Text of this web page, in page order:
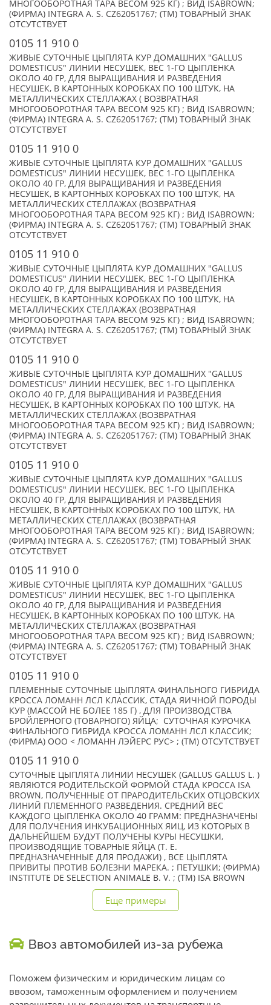
МНОГООБОРОТНАЯ ТАРА ВЕСОМ 925 КГ) ; ВИД ISABROWN;
(ФИРМА) INTEGRA A. S. CZ62051767; (TM) ТОВАРНЫЙ ЗНАК
ОТСУТСТВУЕТ
0105 11 910 0
ЖИВЫЕ СУТОЧНЫЕ ЦЫПЛЯТА КУР ДОМАШНИХ "GALLUS
DOMESTICUS" ЛИНИИ НЕСУШЕК, ВЕС 1-ГО ЦЫПЛЕНКА
ОКОЛО 40 ГР, ДЛЯ ВЫРАЩИВАНИЯ И РАЗВЕДЕНИЯ
НЕСУШЕК, В КАРТОННЫХ КОРОБКАХ ПО 100 ШТУК, НА
МЕТАЛЛИЧЕСКИХ СТЕЛЛАЖАХ ( ВОЗВРАТНАЯ
МНОГООБОРОТНАЯ ТАРА ВЕСОМ 925 КГ) ; ВИД ISABROWN;
(ФИРМА) INTEGRA A. S. CZ62051767; (TM) ТОВАРНЫЙ ЗНАК
ОТСУТСТВУЕТ
0105 11 910 0
ЖИВЫЕ СУТОЧНЫЕ ЦЫПЛЯТА КУР ДОМАШНИХ "GALLUS
DOMESTICUS" ЛИНИИ НЕСУШЕК, ВЕС 1-ГО ЦЫПЛЕНКА
ОКОЛО 40 ГР, ДЛЯ ВЫРАЩИВАНИЯ И РАЗВЕДЕНИЯ
НЕСУШЕК, В КАРТОННЫХ КОРОБКАХ ПО 100 ШТУК, НА
МЕТАЛЛИЧЕСКИХ СТЕЛЛАЖАХ (ВОЗВРАТНАЯ
МНОГООБОРОТНАЯ ТАРА ВЕСОМ 925 КГ) ; ВИД ISABROWN;
(ФИРМА) INTEGRA A. S. CZ62051767; (TM) ТОВАРНЫЙ ЗНАК
ОТСУТСТВУЕТ
0105 11 910 0
ЖИВЫЕ СУТОЧНЫЕ ЦЫПЛЯТА КУР ДОМАШНИХ "GALLUS
DOMESTICUS" ЛИНИИ НЕСУШЕК, ВЕС 1-ГО ЦЫПЛЕНКА
ОКОЛО 40 ГР, ДЛЯ ВЫРАЩИВАНИЯ И РАЗВЕДЕНИЯ
НЕСУШЕК, В КАРТОННЫХ КОРОБКАХ ПО 100 ШТУК, НА
МЕТАЛЛИЧЕСКИХ СТЕЛЛАЖАХ (ВОЗВРАТНАЯ
МНОГООБОРОТНАЯ ТАРА ВЕСОМ 925 КГ) ; ВИД ISABROWN;
(ФИРМА) INTEGRA A. S. CZ62051767; (TM) ТОВАРНЫЙ ЗНАК
ОТСУТСТВУЕТ
0105 11 910 0
ЖИВЫЕ СУТОЧНЫЕ ЦЫПЛЯТА КУР ДОМАШНИХ "GALLUS
DOMESTICUS" ЛИНИИ НЕСУШЕК, ВЕС 1-ГО ЦЫПЛЕНКА
ОКОЛО 40 ГР, ДЛЯ ВЫРАЩИВАНИЯ И РАЗВЕДЕНИЯ
НЕСУШЕК, В КАРТОННЫХ КОРОБКАХ ПО 100 ШТУК, НА
МЕТАЛЛИЧЕСКИХ СТЕЛЛАЖАХ (ВОЗВРАТНАЯ
МНОГООБОРОТНАЯ ТАРА ВЕСОМ 925 КГ) ; ВИД ISABROWN;
(ФИРМА) INTEGRA A. S. CZ62051767; (TM) ТОВАРНЫЙ ЗНАК
ОТСУТСТВУЕТ
0105 11 910 0
ЖИВЫЕ СУТОЧНЫЕ ЦЫПЛЯТА КУР ДОМАШНИХ "GALLUS
DOMESTICUS" ЛИНИИ НЕСУШЕК, ВЕС 1-ГО ЦЫПЛЕНКА
ОКОЛО 40 ГР, ДЛЯ ВЫРАЩИВАНИЯ И РАЗВЕДЕНИЯ
НЕСУШЕК, В КАРТОННЫХ КОРОБКАХ ПО 100 ШТУК, НА
МЕТАЛЛИЧЕСКИХ СТЕЛЛАЖАХ (ВОЗВРАТНАЯ
МНОГООБОРОТНАЯ ТАРА ВЕСОМ 925 КГ) ; ВИД ISABROWN;
(ФИРМА) INTEGRA A. S. CZ62051767; (TM) ТОВАРНЫЙ ЗНАК
ОТСУТСТВУЕТ
0105 11 910 0
ЖИВЫЕ СУТОЧНЫЕ ЦЫПЛЯТА КУР ДОМАШНИХ "GALLUS
DOMESTICUS" ЛИНИИ НЕСУШЕК, ВЕС 1-ГО ЦЫПЛЕНКА
ОКОЛО 40 ГР, ДЛЯ ВЫРАЩИВАНИЯ И РАЗВЕДЕНИЯ
НЕСУШЕК, В КАРТОННЫХ КОРОБКАХ ПО 100 ШТУК, НА
МЕТАЛЛИЧЕСКИХ СТЕЛЛАЖАХ (ВОЗВРАТНАЯ
МНОГООБОРОТНАЯ ТАРА ВЕСОМ 925 КГ) ; ВИД ISABROWN;
(ФИРМА) INTEGRA A. S. CZ62051767; (TM) ТОВАРНЫЙ ЗНАК
ОТСУТСТВУЕТ
0105 11 910 0
ПЛЕМЕННЫЕ СУТОЧНЫЕ ЦЫПЛЯТА ФИНАЛЬНОГО ГИБРИДА
КРОССА ЛОМАНН ЛСЛ КЛАССИК, СТАДА ЯИЧНОЙ ПОРОДЫ
КУР (МАССОЙ НЕ БОЛЕЕ 185 Г) , ДЛЯ ПРОИЗВОДСТВА
БРОЙЛЕРНОГО (ТОВАРНОГО) ЯЙЦА; СУТОЧНАЯ КУРОЧКА
ФИНАЛЬНОГО ГИБРИДА КРОССА ЛОМАНН ЛСЛ КЛАССИК;
(ФИРМА) ООО < ЛОМАНН ЛЭЙЕРС РУС> ; (TM) ОТСУТСТВУЕТ
0105 11 910 0
СУТОЧНЫЕ ЦЫПЛЯТА ЛИНИИ НЕСУШЕК (GALLUS GALLUS L. )
ЯВЛЯЮТСЯ РОДИТЕЛЬСКОЙ ФОРМОЙ СТАДА КРОССА ISA
BROWN, ПОЛУЧЕННЫЕ ОТ ПРАРОДИТЕЛЬСКИХ ОТЦОВСКИХ
ЛИНИЙ ПЛЕМЕННОГО РАЗВЕДЕНИЯ. СРЕДНИЙ ВЕС
КАЖДОГО ЦЫПЛЕНКА ОКОЛО 40 ГРАММ: ПРЕДНАЗНАЧЕНЫ
ДЛЯ ПОЛУЧЕНИЯ ИНКУБАЦИОННЫХ ЯИЦ, ИЗ КОТОРЫХ В
ДАЛЬНЕЙШЕМ БУДУТ ПОЛУЧЕНЫ КУРЫ НЕСУШКИ,
ПРОИЗВОДЯЩИЕ ТОВАРНЫЕ ЯЙЦА (Т. Е.
ПРЕДНАЗНАЧЕННЫЕ ДЛЯ ПРОДАЖИ) , ВСЕ ЦЫПЛЯТА
ПРИВИТЫ ПРОТИВ БОЛЕЗНИ МАРЕКА. ; ПЕТУШКИ; (ФИРМА)
INSTITUTE DE SELECTION ANIMALE B. V. ; (TM) ISA BROWN
Еще примеры
Ввоз автомобилей из-за рубежа
Поможем физическим и юридическим лицам со
ввозом, таможенным оформлением и получением